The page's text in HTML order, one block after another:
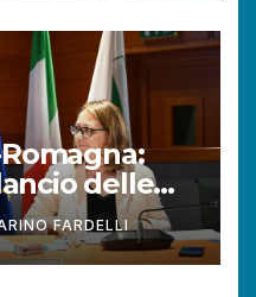
delle
civico.
dei
FARDELLI